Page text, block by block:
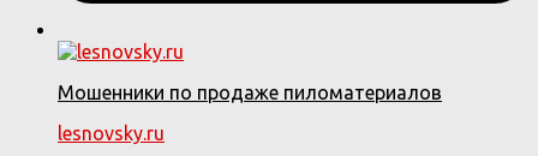
Мошенники по продаже пиломатериалов
lesnovsky.ru